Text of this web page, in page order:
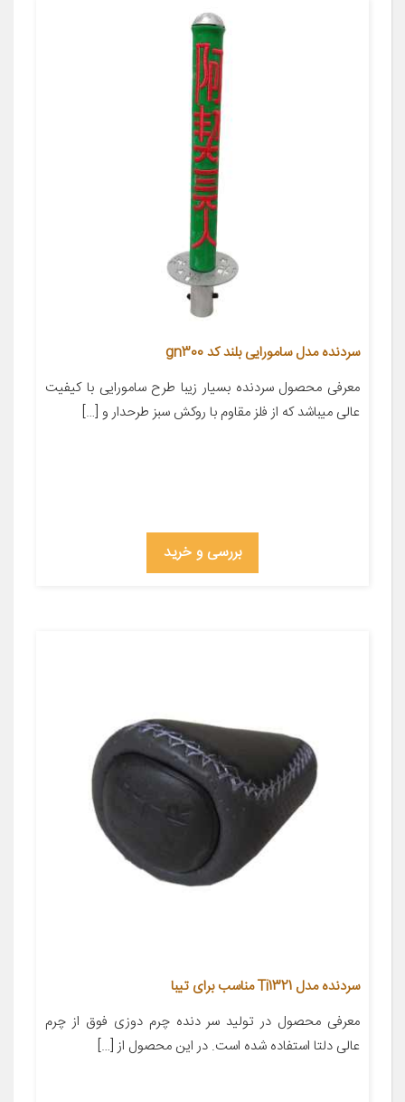
سردنده مدل سامورایی بلند کد gn300
معرفی محصول سردنده بسیار زیبا طرح سامورایی با کیفیت
عالی میباشد که از فلز مقاوم با روکش سبز طرحدار و […]
بررسی و خرید
سردنده مدل Ti1321 مناسب برای تیبا
معرفی محصول در تولید سر دنده چرم دوزی فوق از چرم
عالی دلتا استفاده شده است. در این محصول از […]